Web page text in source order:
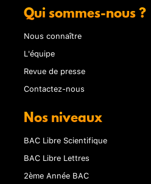
Qui sommes-nous ?
Nous connaître
L'équipe
Revue de presse
Contactez-nous
Nos niveaux
BAC Libre Scientifique
BAC Libre Lettres
2ème Année BAC